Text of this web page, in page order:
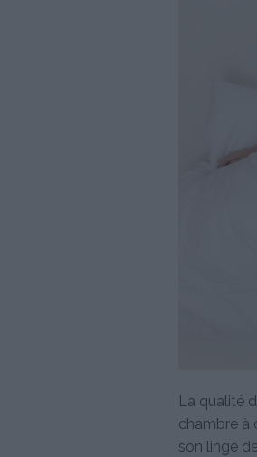
La qualité
chambre à
son linge